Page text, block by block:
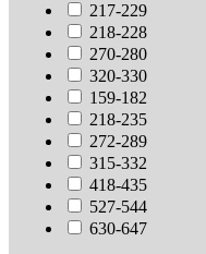
217-229
218-228
270-280
320-330
159-182
218-235
272-289
315-332
418-435
527-544
630-647